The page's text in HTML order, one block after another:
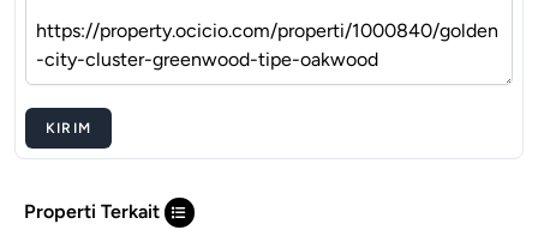
KIRIM
Properti Terkait